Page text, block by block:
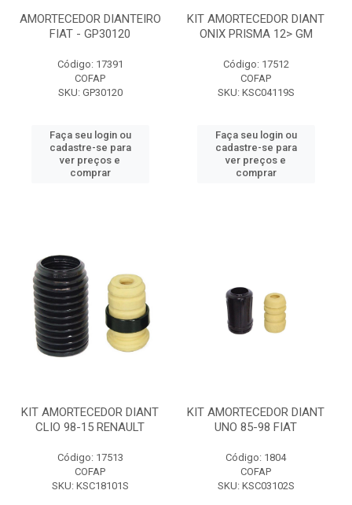
AMORTECEDOR DIANTEIRO
FIAT - GP30120
Código: 17391
COFAP
SKU: GP30120
Faça seu login ou
cadastre-se para
ver preços e
comprar
KIT AMORTECEDOR DIANT
ONIX PRISMA 12> GM
Código: 17512
COFAP
SKU: KSC04119S
Faça seu login ou
cadastre-se para
ver preços e
comprar
KIT AMORTECEDOR DIANT
CLIO 98-15 RENAULT
Código: 17513
COFAP
SKU: KSC18101S
KIT AMORTECEDOR DIANT
UNO 85-98 FIAT
Código: 1804
COFAP
SKU: KSC03102S